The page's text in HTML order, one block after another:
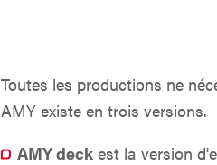
Toutes les productions ne
AMY existe en trois versions.
AMY deckest la version